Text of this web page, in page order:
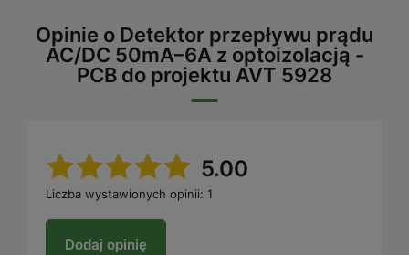
Opinie o Detektor przepływu prądu
AC/DC 50mA–6A z optoizolacją -
PCB do projektu AVT 5928
5.00
Liczba wystawionych opinii: 1
Dodaj opinię